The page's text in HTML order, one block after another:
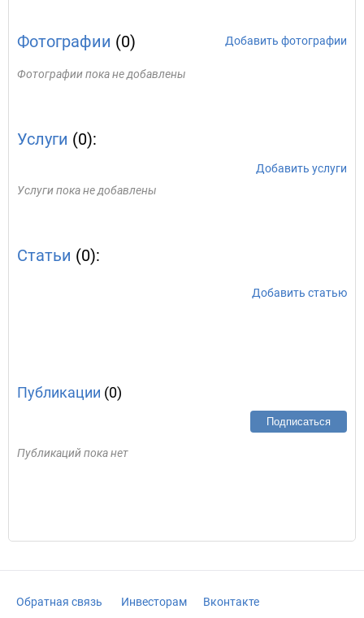
Фотографии (0) Добавить фотографии
Фотографии пока не добавлены
Услуги (0):
Добавить услуги
Услуги пока не добавлены
Статьи (0):
Добавить статью
Публикации (0)
Подписаться
Публикаций пока нет
Обратная связь Инвесторам
Вконтакте